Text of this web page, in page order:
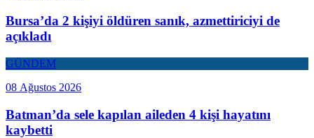
Bursa’da 2 kişiyi öldüren sanık, azmettiriciyi de
açıkladı
GÜNDEM
08 Ağustos 2026
Batman’da sele kapılan aileden 4 kişi hayatını
kaybetti